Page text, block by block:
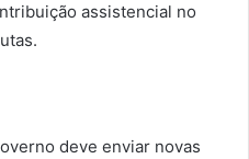
assistencial no
deve enviar novas